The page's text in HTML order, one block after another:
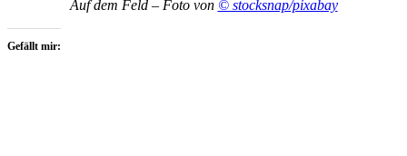
Auf dem Feld – Foto von © stocksnap/pixabay
Gefällt mir: